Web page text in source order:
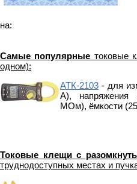
на:
Самые популярные токовые
одном):
АТК-2103 - для
А), напряжения
МОм), ёмкости
Токовые клещи с
труднодоступных местах и